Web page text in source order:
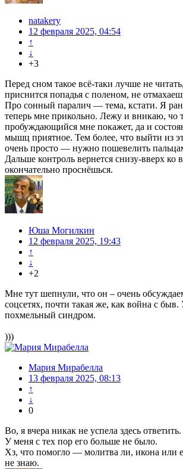
natakery
12 февраля 2025, 04:54
↑
↓
+3
Перед сном такое всё-таки лучше не
приснится попадья с поленом, не
Про сонный паралич — тема, кстати. Я
теперь мне прикольно. Лежу и вникаю, чо
пробуждающийся мне покажет, да и
мышц приятное. Тем более, что выйти из
очень просто — нужно пошевелить
Дальше контроль вернется снизу-вверх ко
окончательно проснёшься.
Юша Могилкин
12 февраля 2025, 19:43
↑
↓
+2
Мне тут шепнули, что он – очень
соцсетях, почти такая же, как война с
похмельный синдром.
)))
Мария Мирабелла
13 февраля 2025, 08:13
↑
↓
0
Во, я вчера никак не успела здесь ответить.
У меня с тех пор его больше не было.
Хз, что помогло — молитва ли, икона или
не знаю.